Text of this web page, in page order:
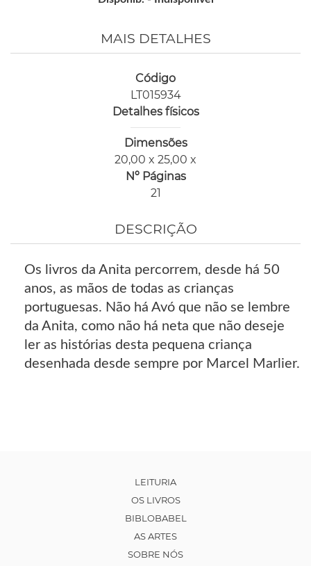
MAIS DETALHES
Código
LT015934
Detalhes físicos
Dimensões
20,00 x 25,00 x
Nº Páginas
21
DESCRIÇÃO
Os livros da Anita percorrem, desde há 50
anos, as mãos de todas as crianças
portuguesas. Não há Avó que não se lembre
da Anita, como não há neta que não deseje
ler as histórias desta pequena criança
desenhada desde sempre por Marcel Marlier.
LEITURIA
OS LIVROS
BIBLOBABEL
AS ARTES
SOBRE NÓS